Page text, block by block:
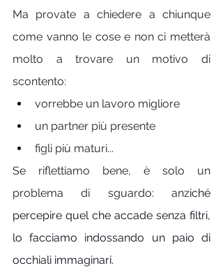
Ma provate a chiedere a chiunque
come vanno le cose e non ci metterà
molto a trovare un motivo di
scontento:
vorrebbe un lavoro migliore
un partner più presente
figli più maturi...
Se riflettiamo bene, è solo un
problema di sguardo: anziché
percepire quel che accade senza filtri,
lo facciamo indossando un paio di
occhiali immaginari.